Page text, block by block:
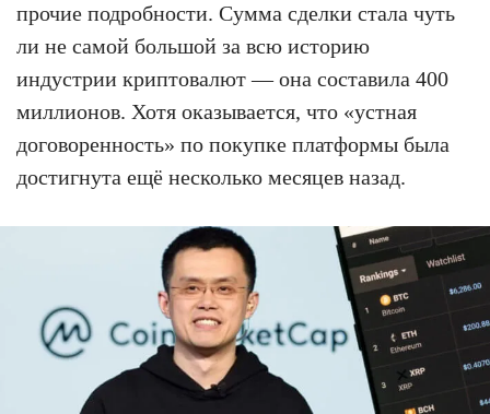
прочие подробности. Сумма сделки стала чуть
ли не самой большой за всю историю
индустрии криптовалют — она составила 400
миллионов. Хотя оказывается, что «устная
договоренность» по покупке платформы была
достигнута ещё несколько месяцев назад.